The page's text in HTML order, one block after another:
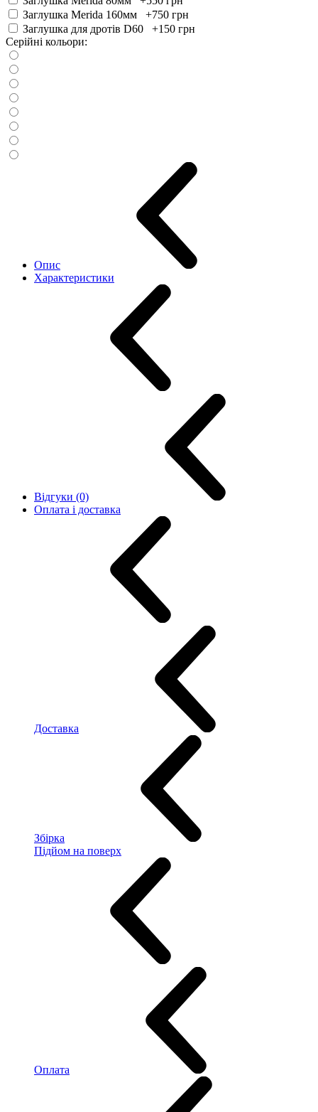
Заглушка Merida 160мм +750 грн
Заглушка для дротів D60 +150 грн
Серійні кольори:
Опис
Характеристики
Відгуки (0)
Оплата і доставка
Доставка
Збірка
Підйом на поверх
Оплата